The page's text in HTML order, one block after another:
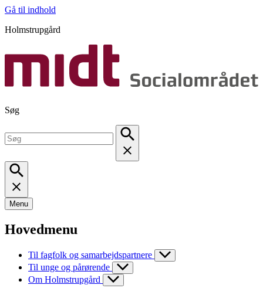
Gå til indhold
Holmstrupgård
Søg
Menu
Hovedmenu
Til fagfolk og samarbejdspartnere
Til unge og pårørende
Om Holmstrupgård